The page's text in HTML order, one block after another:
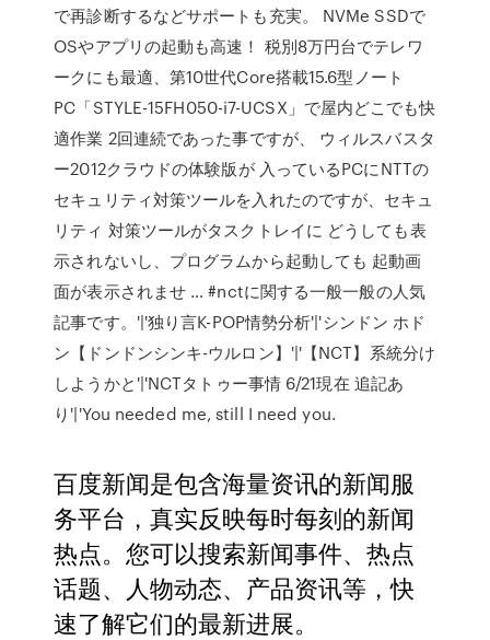
で再診断するなどサポートも充実。 NVMe SSDで
OSやアプリの起動も高速！ 税別8万円台でテレワ
ークにも最適、第10世代Core搭載15.6型ノート
PC「STYLE-15FH050-i7-UCSX」で屋内どこでも快
適作業 2回連続であった事ですが、 ウィルスバスタ
ー2012クラウドの体験版が 入っているPCにNTTの
セキュリティ対策ツールを入れたのですが、セキュ
リティ 対策ツールがタスクトレイに どうしても表
示されないし、プログラムから起動しても 起動画
面が表示されませ … #nctに関する一般一般の人気
記事です。'|'独り言K-POP情勢分析'|'シンドン ホド
ン【ドンドンシンキ-ウルロン】'|'【NCT】系統分け
しようかと'|'NCTタトゥー事情 6/21現在 追記あ
り'|'You needed me, still I need you.
百度新闻是包含海量资讯的新闻服
务平台，真实反映每时每刻的新闻
热点。您可以搜索新闻事件、热点
话题、人物动态、产品资讯等，快
速了解它们的最新进展。